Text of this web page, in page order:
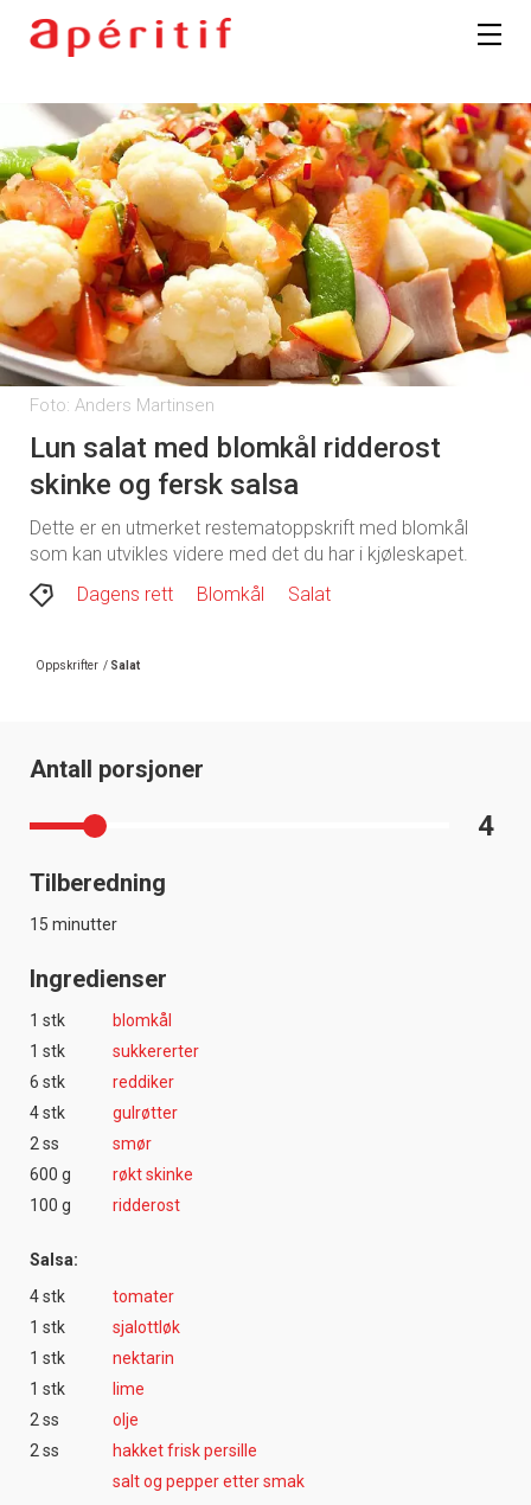
Foto: Anders Martinsen
Lun salat med blomkål ridderost
skinke og fersk salsa
Dette er en utmerket restematoppskrift med blomkål
som kan utvikles videre med det du har i kjøleskapet.
Dagens rett
Blomkål Salat
Oppskrifter / Salat
Antall porsjoner
4
Tilberedning
15 minutter
Ingredienser
1 stk
blomkål
1 stk
sukkererter
6 stk
reddiker
4 stk
gulrøtter
2 ss
smør
600 g
røkt skinke
100 g
ridderost
Salsa:
4 stk
tomater
1 stk
sjalottløk
1 stk
nektarin
1 stk
lime
2 ss
olje
2 ss
hakket frisk persille
salt og pepper etter smak